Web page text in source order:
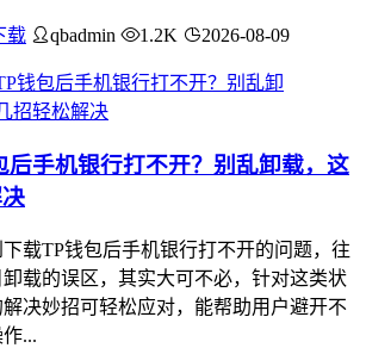
载 qbadmin 1.2K 2026-08-09
后手机银行打不开？别乱卸载，这
载TP钱包后手机银行打不开的问题，往
载的误区，其实大可不必，针对这类状
决妙招可轻松应对，能帮助用户避开不
...